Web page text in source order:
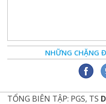
NHỮNG CHẶNG
TỔNG BIÊN TẬP: PGS, TS